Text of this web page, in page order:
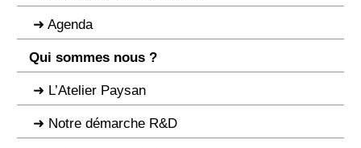
Agenda
Qui sommes nous ?
L’Atelier Paysan
Notre démarche R&D